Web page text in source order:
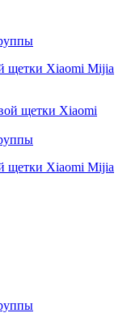
щетки Xiaomi Mijia
щетки Xiaomi Mijia